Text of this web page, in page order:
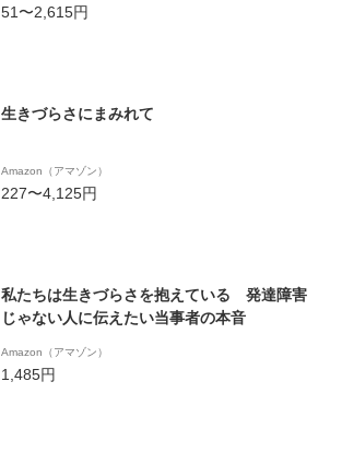
51〜2,615円
生きづらさにまみれて
Amazon（アマゾン）
227〜4,125円
私たちは生きづらさを抱えている 発達障害
じゃない人に伝えたい当事者の本音
Amazon（アマゾン）
1,485円